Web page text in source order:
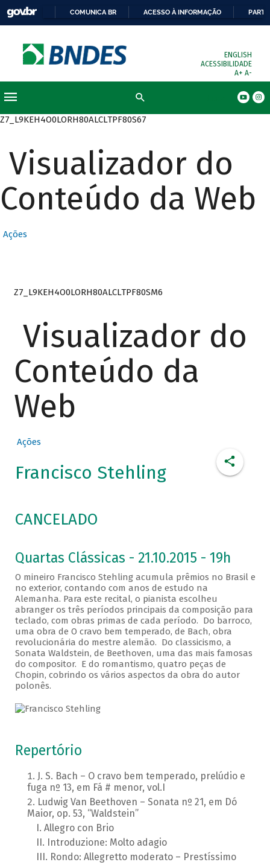
COMUNICA BR ACESSO À INFORMAÇÃO
ENGLISH
ACESSIBILIDADE
A+ A-
Z7_L9KEH4O0LORH80ALCLTPF80S67
Visualizador do
Conteúdo da Web
Ações
Z7_L9KEH4O0LORH80ALCLTPF80SM6
Visualizador do
Conteúdo da
Web
Ações
Francisco Stehling
CANCELADO
Quartas Clássicas - 21.10.2015 - 19h
O mineiro Francisco Stehling acumula prêmios no Brasil e
no exterior, contando com anos de estudo na
Alemanha. Para este recital, o pianista escolheu
abranger os três períodos principais da composição para
teclado, com obras primas de cada período. Do barroco,
uma obra de O cravo bem temperado, de Bach, obra
revolucionária do mestre alemão. Do classicismo, a
Sonata Waldstein, de Beethoven, uma das mais famosas
do compositor. E do romantismo, quatro peças de
Chopin, cobrindo os vários aspectos da obra do autor
polonês.
Repertório
J. S. Bach – O cravo bem temperado, prelúdio e
fuga nº 13, em Fá # menor, vol.I
Ludwig Van Beethoven – Sonata nº 21, em Dó
Maior, op. 53, “Waldstein”
Allegro con Brio
Introduzione: Molto adagio
Rondo: Allegretto moderato – Prestíssimo